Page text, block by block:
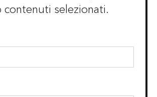
contenuti selezionati.